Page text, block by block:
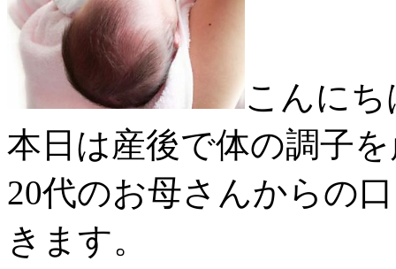
こんにち
本日は産後で体の調子
20代のお母さんからの
きます。